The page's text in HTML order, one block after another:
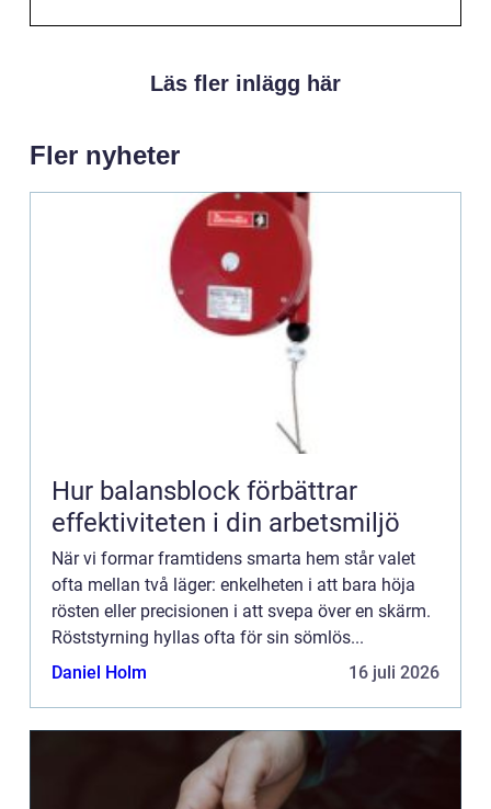
Läs fler inlägg här
Fler nyheter
Hur balansblock förbättrar
effektiviteten i din arbetsmiljö
När vi formar framtidens smarta hem står valet
ofta mellan två läger: enkelheten i att bara höja
rösten eller precisionen i att svepa över en skärm.
Röststyrning hyllas ofta för sin sömlös...
Daniel Holm
16 juli 2026